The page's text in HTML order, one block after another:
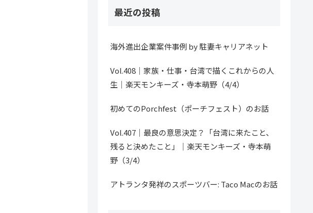
最近の投稿
海外進出企業案件事例 by 駐妻キャリアネット
Vol.408｜家族・仕事・台湾で描くこれからの人
生｜楽天モンキーズ・寺本萌野（4/4）
初めてのPorchfest（ポーチフェスト）のお話
Vol.407｜最良の意思決定？「台湾に来たこと、
残ると決めたこと」｜楽天モンキーズ・寺本萌
野（3/4）
アトランタ発祥のスポーツバー: Taco Macのお話